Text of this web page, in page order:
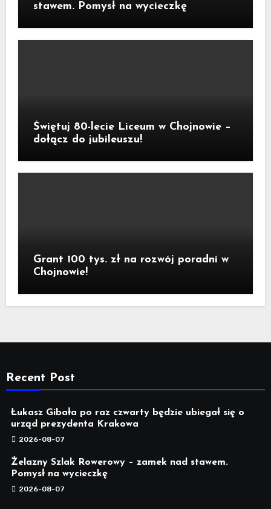
stawem. Pomysł na wycieczkę
Świętuj 80-lecie Liceum w Chojnowie –
dołącz do jubileuszu!
Grant 100 tys. zł na rozwój poradni w
Chojnowie!
Recent Post
Łukasz Gibała po raz czwarty będzie ubiegał się o
urząd prezydenta Krakowa
2026-08-07
Żelazny Szlak Rowerowy – zamek nad stawem.
Pomysł na wycieczkę
2026-08-07